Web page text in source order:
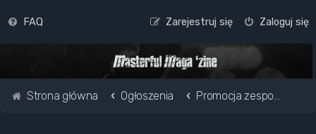
FAQ Zaloguj się
Zarejestruj się
Strona główna Ogłoszenia Promocja zespołu / strony www